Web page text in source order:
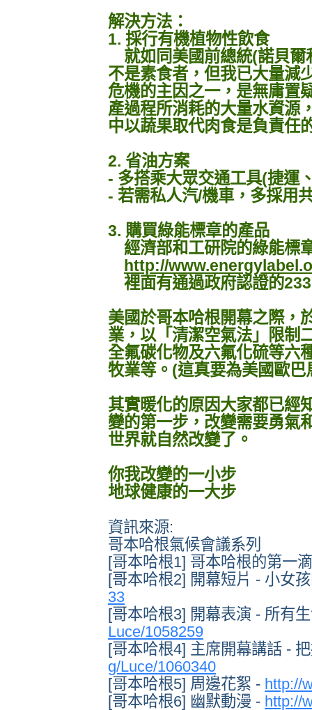
解決方法：
1. 採行有機植物性飲食
就如同美國前總統(諾貝爾
不是素食者，但我已大量減
危機的主因之一，是無庸置
產過程所消耗的大量水資源
中以蔬果取代肉食是負責任
2. 省油方案
- 多搭乘大眾交通工具(捷運
- 若需私人汽/機車，多採用
3. 購買綠能標章的產品
經濟部和工研院的綠能標
http://
裡面有通過政府認證的
美國於哥本哈根開幕之際，
業，以「清潔空氣法」限制
全氟碳化物及六氟化硫等六
牧業等。(這真要為美國歐巴
其實暖化的原因大家都已經
變的第一步，改變需要勇氣
世界就自然改變了。
你我改變的一小步
地球健康的一大步
資訊來源:
哥本哈根氣候會議系列
[哥本哈根1] 哥本哈根的第一
[哥本哈根2] 開幕短片 - 小女
33
[哥本哈根3] 開幕表演 - 所有
Luce/1058259
[哥本哈根4] 主席開幕講話 -
g/Luce/1060340
[哥本哈根5] 周邊花絮 - http://
[哥本哈根6] 幽默動漫 - http://